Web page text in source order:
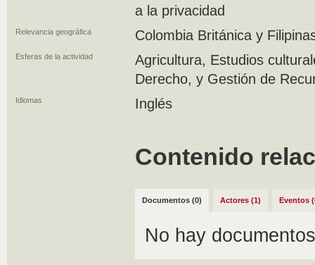
a la privacidad
Relevancia geográfica Colombia Británica y
Esferas de la actividad
Agricultura, Estudios
Derecho, y Gestión de
Idiomas Inglés
Contenido
Documentos (0) Actores (1) Eventos
No hay